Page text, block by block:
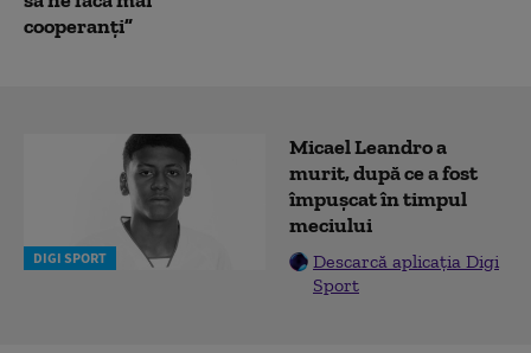
cooperanți”
DIGI SPORT
Micael Leandro a
murit, după ce a fost
împușcat în timpul
meciului
Descarcă aplicația Digi
Sport